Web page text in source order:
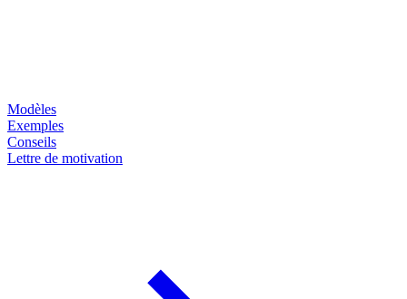
Modèles
Exemples
Conseils
Lettre de motivation